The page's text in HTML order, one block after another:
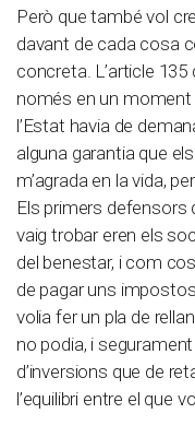
Però que també vol
davant de cada cosa
concreta. L’article
només en un
l’Estat havia de
alguna garantia que
m’agrada en la vida,
Els primers defensors
vaig trobar eren els
del benestar, i com
de pagar uns
volia fer un pla de
no podia, i
d’inversions que de
l’equilibri entre el que